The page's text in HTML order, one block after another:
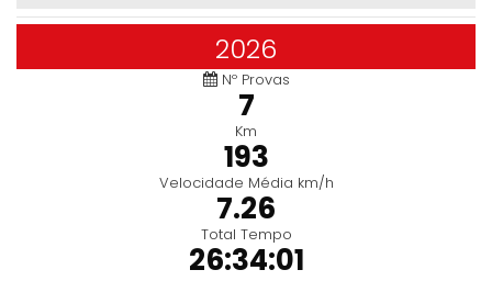
2026
Nº Provas
7
Km
193
Velocidade Média km/h
7.26
Total Tempo
26:34:01